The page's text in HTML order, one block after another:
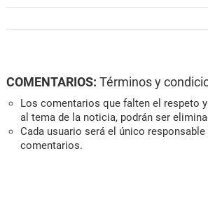
COMENTARIOS: Términos y
Los comentarios que falten el respeto
al tema de la noticia, podrán ser
Cada usuario será el único responsable
comentarios.